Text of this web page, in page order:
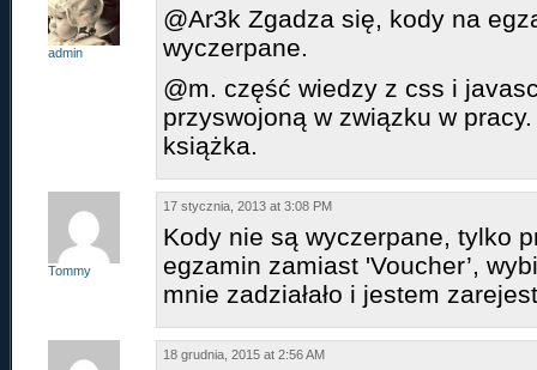
admin
@Ar3k Zgadza się, kody na
wyczerpane.
@m. część wiedzy z css i
przyswojoną w związku w
książka.
Tommy
17 stycznia, 2013 at 3:08 PM
Kody nie są wyczerpane, tylko
egzamin zamiast 'Voucher’,
mnie zadziałało i jestem
18 grudnia, 2015 at 2:56 AM